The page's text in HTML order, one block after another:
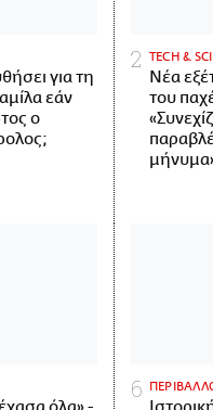
για τη
εάν
ο
ΤECH &
Νέα
του